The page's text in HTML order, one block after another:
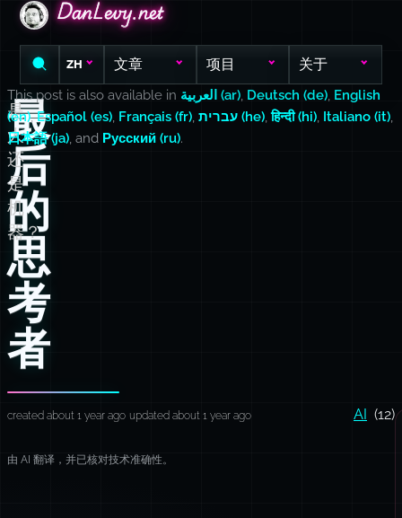
DanLevy.net
DanLevy.net
DanLevy.net
ZH 文章 项目 关于
最
后
的
思
考
者
是
人
还
是
机
器？
This post is also available in العربية (ar), Deutsch (de), English
(en),Español (es), Français (fr), עברית (he),हिन्दी (hi), Italiano (it),
日本語 (ja), and Русский (ru).
created about 1 year ago updated about 1 year ago AI (12)
由 AI 翻译，并已核对技术准确性。